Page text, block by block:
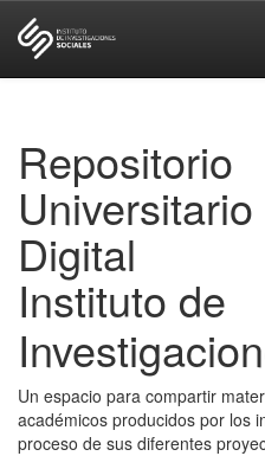
Repositorio
Universitario
Digital
Instituto de
Un espacio para compartir
académicos producidos por los
proceso de sus diferentes